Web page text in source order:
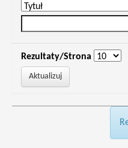
Rezultaty/Strona